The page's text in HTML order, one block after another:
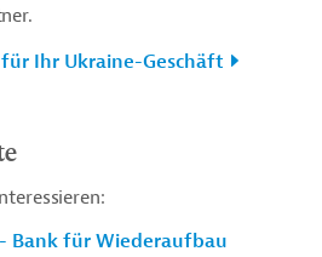
Ihr Ukraine-Geschäft
Bank für Wiederaufbau